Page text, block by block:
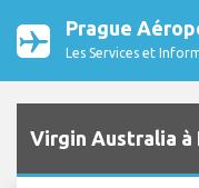
Prague
Les Services et
Virgin Australia à